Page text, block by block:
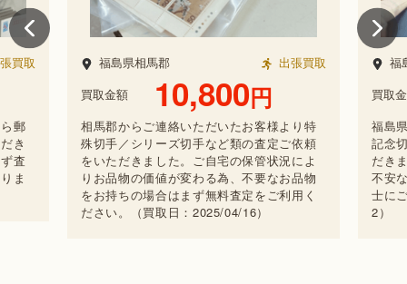
県相馬郡
出張買取
10,800 円
からご連絡いただいたお客様より特
／シリーズ切手など類の査定ご依頼
だきました。ご自宅の保管状況によ
物の価値が変わる為、不要なお品物
ちの場合はまず無料査定をご利用く
。（買取日：2025/04/16）
福島県福島市
買取金額
福島県にお住まいのお客
記念切手など類の買取・
だきました。買取を利用
不安な点がある方は、オ
士にご相談ください。（